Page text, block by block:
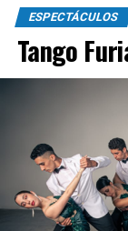
ESPECTÁCULOS
Tango